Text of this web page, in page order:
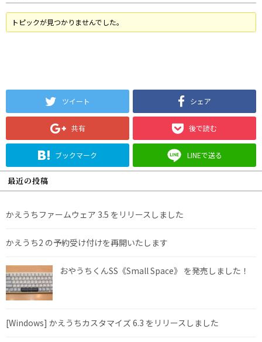
トピックが見つかりませんでした。
ツイート シェア
共有 後で読む
ブックマーク LINEで送る
最近の投稿
かえうちファームウェア 3.5 をリリースしました
かえうち2 の予約受け付けを再開いたします
おやうちくんSS《Small Space》 を発売しました！
[Windows] かえうちカスタマイズ 6.3 をリリースしました